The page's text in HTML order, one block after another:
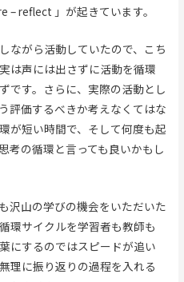
– reflect 」が起きています。
ながら活動していたので、こち
は声には出さずに活動を循環
です。さらに、実際の活動とし
評価するべきか考えなくてはな
が短い時間で、そして何度も起
考の循環と言っても良いかもし
沢山の学びの機会をいただいた
環サイクルを学習者も教師も
にするのではスピードが追い
理に振り返りの過程を入れる